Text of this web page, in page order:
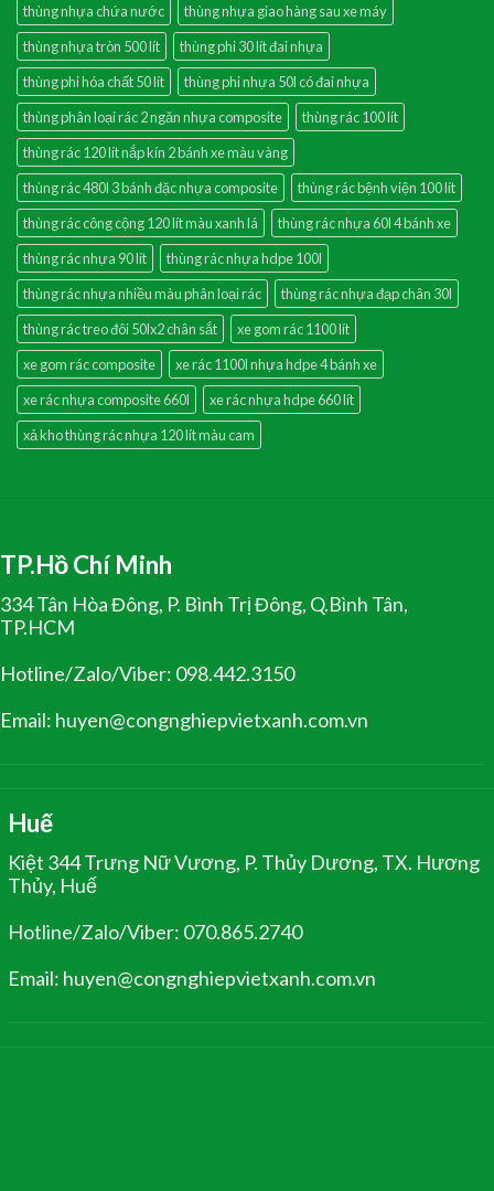
thùng nhựa chứa nước
thùng nhựa giao hàng sau xe máy
thùng nhựa tròn 500 lít
thùng phi 30 lít đai nhựa
thùng phi hóa chất 50 lít
thùng phi nhựa 50l có đai nhựa
thùng phân loại rác 2 ngăn nhựa composite
thùng rác 100 lít
thùng rác 120 lít nắp kín 2 bánh xe màu vàng
thùng rác 480l 3 bánh đặc nhựa composite
thùng rác bệnh viện 100 lít
thùng rác công cộng 120 lít màu xanh lá
thùng rác nhựa 60l 4 bánh xe
thùng rác nhựa 90 lít
thùng rác nhựa hdpe 100l
thùng rác nhựa nhiều màu phân loại rác
thùng rác nhựa đạp chân 30l
thùng rác treo đôi 50lx2 chân sắt
xe gom rác 1100 lít
xe gom rác composite
xe rác 1100l nhựa hdpe 4 bánh xe
xe rác nhựa composite 660l
xe rác nhựa hdpe 660 lít
xả kho thùng rác nhựa 120 lít màu cam
TP.Hồ Chí Minh
334 Tân Hòa Đông, P. Bình Trị Đông, Q.Bình Tân,
TP.HCM
Hotline/Zalo/Viber: 098.442.3150
Email: huyen@congnghiepvietxanh.com.vn
Huế
Kiệt 344 Trưng Nữ Vương, P. Thủy Dương, TX. Hương
Thủy, Huế
Hotline/Zalo/Viber: 070.865.2740
Email: huyen@congnghiepvietxanh.com.vn